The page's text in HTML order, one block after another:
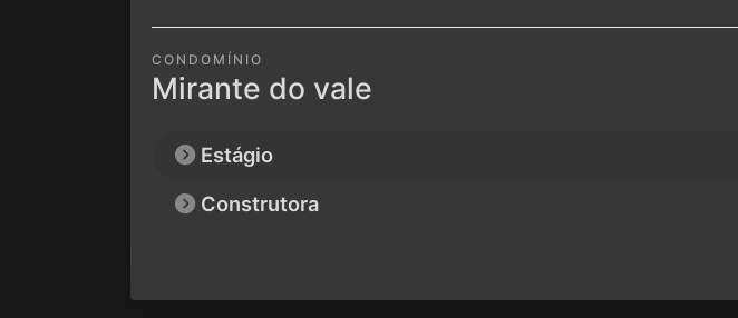
CONDOMÍNIO
Mirante do vale
Estágio
Construtora